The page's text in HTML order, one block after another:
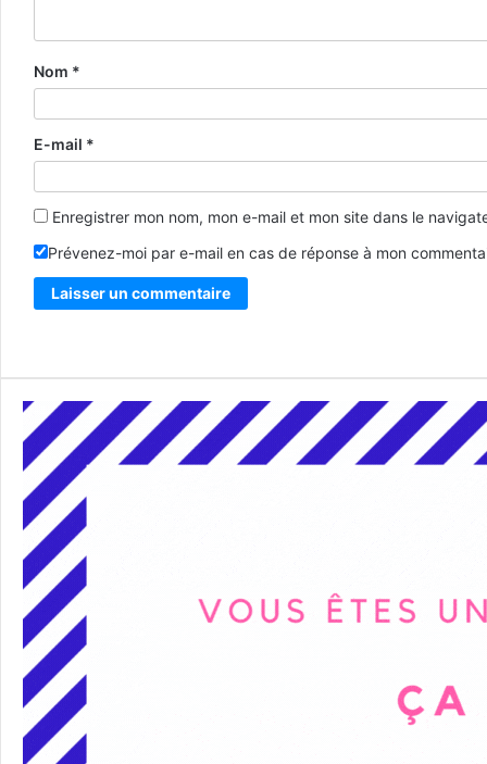
Nom *
E-mail *
Enregistrer mon nom, mon e-mail et mon site dans le
Prévenez-moi par e-mail en cas de réponse à mon